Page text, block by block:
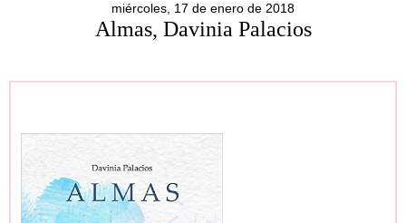
miércoles, 17 de enero de 2018
Almas, Davinia Palacios